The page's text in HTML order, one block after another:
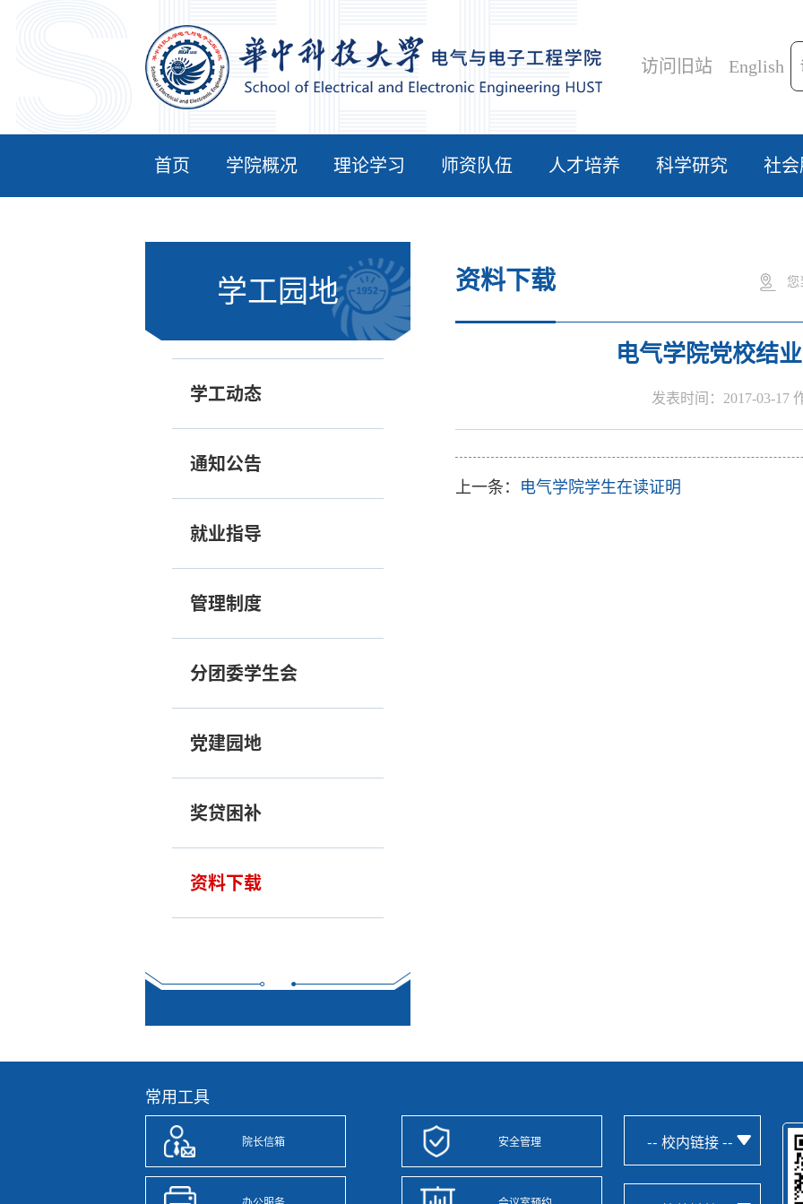
访问旧站 English
首页 学院概况 理论学习 师资队伍 人才培养 科学研究 社
学工园地
学工动态
通知公告
就业指导
管理制度
分团委学生会
党建园地
奖贷困补
资料下载
资料下载 您
电气学院党校结
发表时间：2017-03-17
上一条： 电气学院学生在读证明
常用工具
院长信箱 安全管理 -- 校内链接 --